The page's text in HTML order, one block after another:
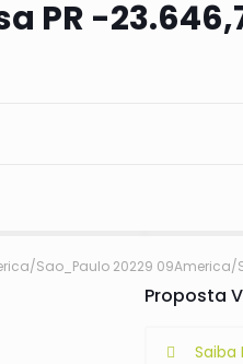
PR -
Sao_Paulo 20229 09America/
Proposta
Saiba